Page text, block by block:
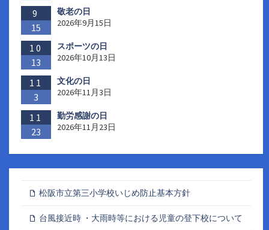
9
15
敬老の日
2026年9月15日
10
13
スポーツの日
2026年10月13日
11
3
文化の日
2026年11月3日
11
23
勤労感謝の日
2026年11月23日
松阪市立第三小学校いじめ防止基本方針
台風接近時 ・大雨時等における児童の登下校について